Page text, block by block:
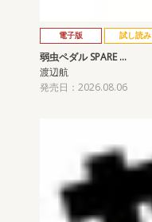
電子版 試し読み
弱虫ペダル SPARE …
渡辺航
発売日：2026.08.06